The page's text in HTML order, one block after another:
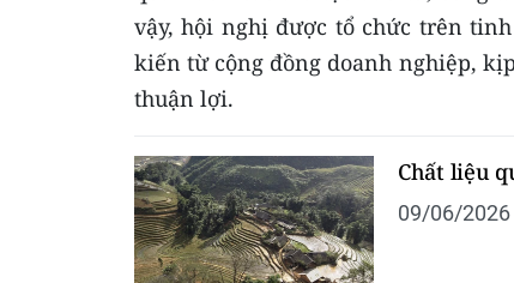
vậy, hội nghị được tổ chức trên
kiến từ cộng đồng doanh nghiệp,
thuận lợi.
Chất liệu
09/06/2026